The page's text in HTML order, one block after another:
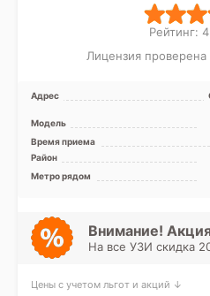
Рейтинг:
Лицензия проверена
Адрес
Модель
Время приема
Район
Метро рядом
Внимание!
На все УЗИ скидка
Цены с учетом льгот и акций ↓